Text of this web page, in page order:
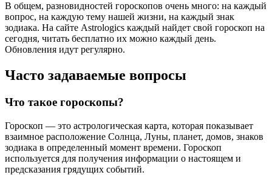
В общем, разновидностей гороскопов очень много: на каждый
вопрос, на каждую тему нашей жизни, на каждый знак
зодиака. На сайте Astrologics каждый найдет свой гороскоп на
сегодня, читать бесплатно их можно каждый день.
Обновления идут регулярно.
Часто задаваемые вопросы
Что такое гороскопы?
Гороскоп — это астрологическая карта, которая показывает
взаимное расположение Солнца, Луны, планет, домов, знаков
зодиака в определенный момент времени. Гороскоп
используется для получения информации о настоящем и
предсказания грядущих событий.